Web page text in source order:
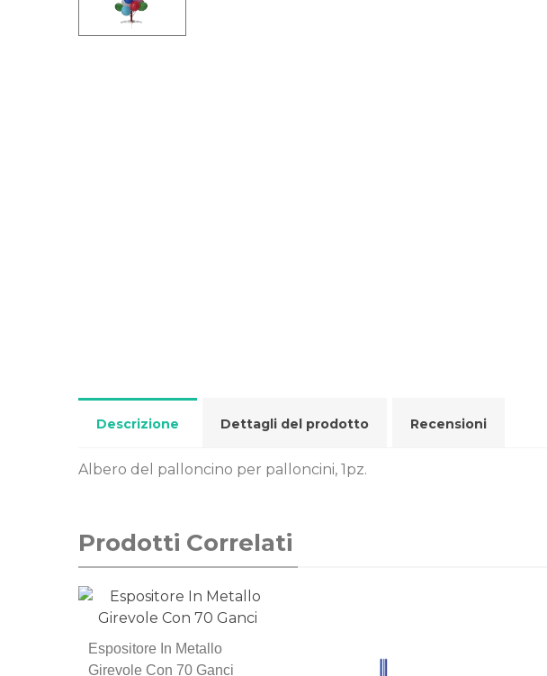
Descrizione Dettagli del prodotto Recensioni
Albero del palloncino per palloncini, 1pz.
Prodotti Correlati
Espositore In Metallo
Girevole Con 70 Ganci